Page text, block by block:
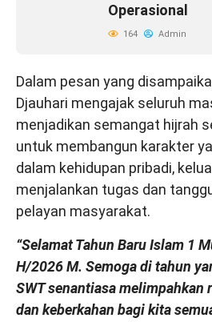
Operasional
164 Admin
Dalam pesan yang
Djauhari mengajak seluruh
menjadikan semangat hijrah
untuk membangun karakter
dalam kehidupan pribadi,
menjalankan tugas dan
pelayan masyarakat.
“Selamat Tahun Baru Islam 1
H/2026 M. Semoga di tahun
SWT senantiasa melimpahkan
dan keberkahan bagi kita